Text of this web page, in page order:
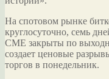
На спотовом рынке
круглосуточно, семь
CME закрыты по
создает ценовые
торгов в понедельник.